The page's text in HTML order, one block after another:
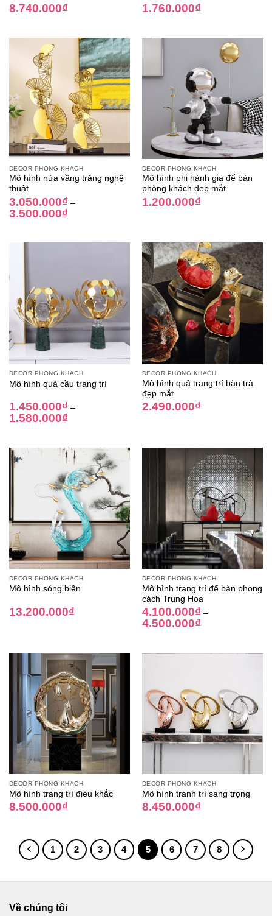
8.740.000₫ 1.760.000₫
DECOR PHÒNG KHÁCH
Mô hình nửa vầng trăng nghệ
thuật
3.050.000₫ –
3.500.000₫
DECOR PHÒNG KHÁCH
Mô hình phi hành gia để bàn
phòng khách đẹp mắt
1.200.000₫
DECOR PHÒNG KHÁCH
Mô hình quả cầu trang trí
1.450.000₫ –
1.580.000₫
DECOR PHÒNG KHÁCH
Mô hình quả trang trí bàn trà
đẹp mắt
2.490.000₫
DECOR PHÒNG KHÁCH
Mô hình sóng biển
13.200.000₫
DECOR PHÒNG KHÁCH
Mô hình trang trí để bàn phong
cách Trung Hoa
4.100.000₫ –
4.500.000₫
DECOR PHÒNG KHÁCH
Mô hình trang trí điêu khắc
8.500.000₫
DECOR PHÒNG KHÁCH
Mô hình tranh trí sang trọng
8.450.000₫
1 2 3 4 5 6 7 8
Về chúng tôi